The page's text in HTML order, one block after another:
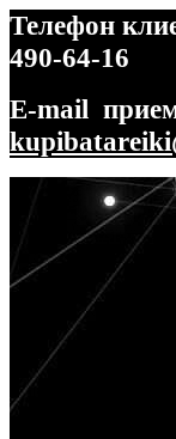
Телефон
490-64-16
E-mail
Перейти
навигации
Перейти
содержимому